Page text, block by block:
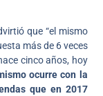
que “el mismo
más de 6 veces
cinco años, hoy
ocurre con la
que en 2017